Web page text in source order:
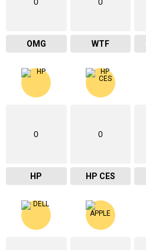
OMG WTF
0
HP
0
HP CES